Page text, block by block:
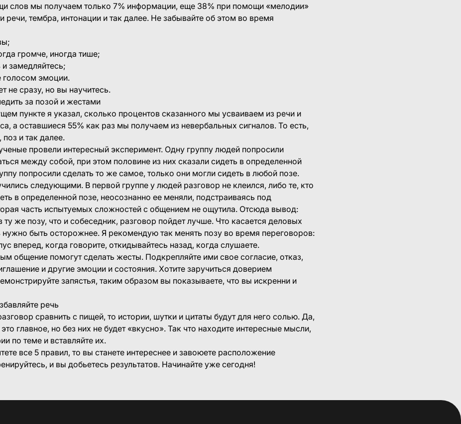
мы получаем только 7% информации, еще 38% при помощи «мелодии»
речи, тембра, интонации и так далее. Не забывайте об этом во время
громче, иногда тише;
замедляйтесь;
эмоции.
не сразу, но вы научитесь.
за позой и жестами
я указал, сколько процентов сказанного мы усваиваем из речи и
а оставшиеся 55% как раз мы получаем из невербальных сигналов. То есть,
и так далее.
провели интересный эксперимент. Одну группу людей попросили
между собой, при этом половине из них сказали сидеть в определенной
попросили сделать то же самое, только они могли сидеть в любой позе.
следующими. В первой группе у людей разговор не клеился, либо те, кто
в определенной позе, неосознанно ее меняли, подстраиваясь под
часть испытуемых сложностей с общением не ощутила. Отсюда вывод:
ту же позу, что и собеседник, разговор пойдет лучше. Что касается деловых
нужно быть осторожнее. Я рекомендую так менять позу во время переговоров:
вперед, когда говорите, откидывайтесь назад, когда слушаете.
помогут сделать жесты. Подкрепляйте ими свое согласие, отказ,
и другие эмоции и состояния. Хотите заручиться доверием
запястья, таким образом вы показываете, что вы искренни и
Разбавляйте речь
сравнить с пищей, то истории, шутки и цитаты будут для него солью. Да,
главное, но без них не будет «вкусно». Так что находите интересные мысли,
по теме и вставляйте их.
все 5 правил, то вы станете интереснее и завоюете расположение
и вы добьетесь результатов. Начинайте уже сегодня!